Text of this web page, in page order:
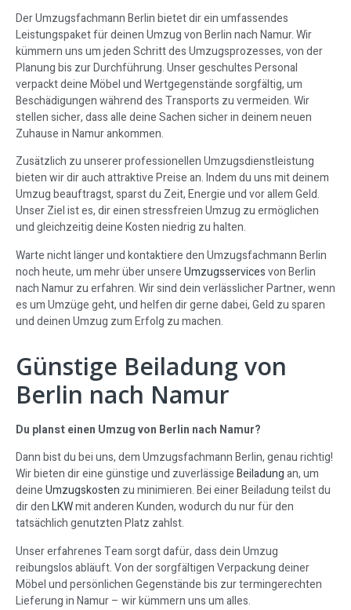
Der Umzugsfachmann Berlin bietet dir ein umfassendes
Leistungspaket für deinen Umzug von Berlin nach Namur. Wir
kümmern uns um jeden Schritt des Umzugsprozesses, von der
Planung bis zur Durchführung. Unser geschultes Personal
verpackt deine Möbel und Wertgegenstände sorgfältig, um
Beschädigungen während des Transports zu vermeiden. Wir
stellen sicher, dass alle deine Sachen sicher in deinem neuen
Zuhause in Namur ankommen.
Zusätzlich zu unserer professionellen Umzugsdienstleistung
bieten wir dir auch attraktive Preise an. Indem du uns mit deinem
Umzug beauftragst, sparst du Zeit, Energie und vor allem Geld.
Unser Ziel ist es, dir einen stressfreien Umzug zu ermöglichen
und gleichzeitig deine Kosten niedrig zu halten.
Warte nicht länger und kontaktiere den Umzugsfachmann Berlin
noch heute, um mehr über unsereUmzugsservicesvon Berlin
nach Namur zu erfahren. Wir sind dein verlässlicher Partner, wenn
es um Umzüge geht, und helfen dir gerne dabei, Geld zu sparen
und deinen Umzug zum Erfolg zu machen.
Günstige Beiladung von
Berlin nach Namur
Du planst einen Umzug von Berlin nach Namur?
Dann bist du bei uns, dem Umzugsfachmann Berlin, genau richtig!
Wir bieten dir eine günstige und zuverlässigeBeiladungan, um
deineUmzugskosten zu minimieren. Bei einer Beiladung teilst du
dir denLKWmit anderen Kunden, wodurch du nur für den
tatsächlich genutzten Platz zahlst.
Unser erfahrenes Team sorgt dafür, dass dein Umzug
reibungslos abläuft. Von der sorgfältigen Verpackung deiner
Möbel und persönlichen Gegenstände bis zur termingerechten
Lieferung in Namur – wir kümmern uns um alles.